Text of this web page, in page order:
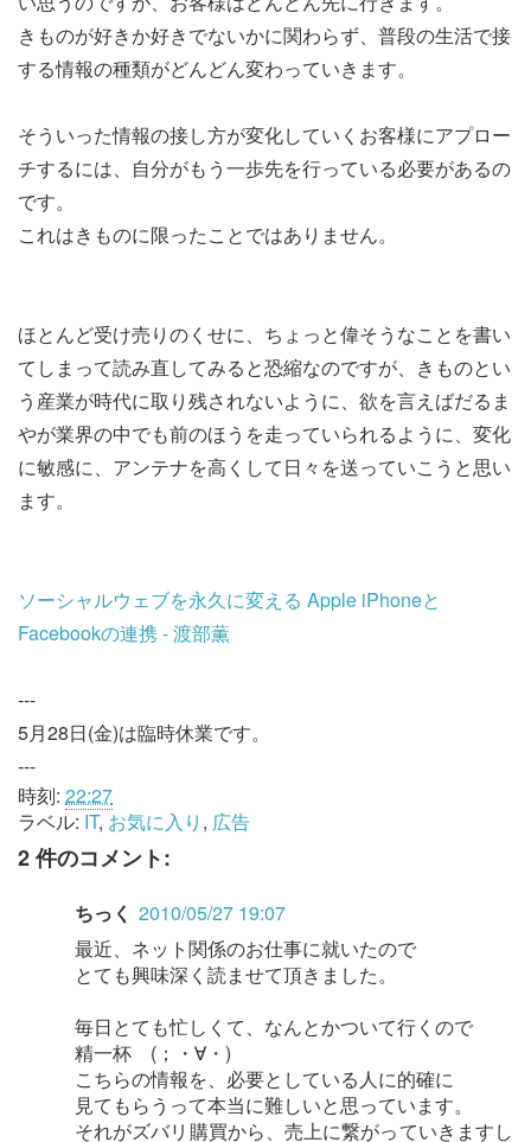
きものが好きか好きでないかに関わらず、普段の生活で接
する情報の種類がどんどん変わっていきます。
そういった情報の接し方が変化していくお客様にアプロー
チするには、自分がもう一歩先を行っている必要があるの
です。
これはきものに限ったことではありません。
ほとんど受け売りのくせに、ちょっと偉そうなことを書い
てしまって読み直してみると恐縮なのですが、きものとい
う産業が時代に取り残されないように、欲を言えばだるま
やが業界の中でも前のほうを走っていられるように、変化
に敏感に、アンテナを高くして日々を送っていこうと思い
ます。
ソーシャルウェブを永久に変える Apple iPhoneと
Facebookの連携 - 渡部薫
---
5月28日(金)は臨時休業です。
---
時刻: 22:27
ラベル: IT, お気に入り , 広告
2 件のコメント:
ちっく 2010/05/27 19:07
最近、ネット関係のお仕事に就いたので
とても興味深く読ませて頂きました。
毎日とても忙しくて、なんとかついて行くので
精一杯 (；・∀・)
こちらの情報を、必要としている人に的確に
見てもらうって本当に難しいと思っています。
それがズバリ購買から、売上に繋がっていきますし